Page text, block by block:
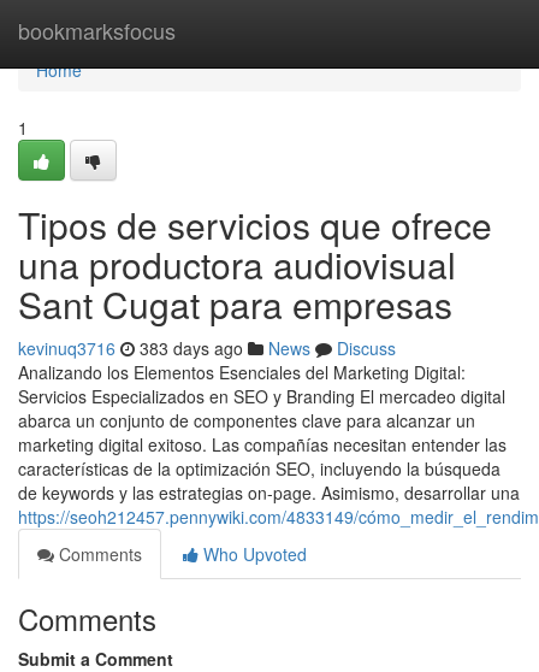
bookmarksfocus
Home
Home
1
Tipos de servicios que ofrece
una productora audiovisual
Sant Cugat para empresas
kevinuq3716 383 days ago News
Discuss
Analizando los Elementos Esenciales del Marketing Digital:
Servicios Especializados en SEO y Branding El mercadeo digital
abarca un conjunto de componentes clave para alcanzar un
marketing digital exitoso. Las compañías necesitan entender las
características de la optimización SEO, incluyendo la búsqueda
de keywords y las estrategias on-page. Asimismo, desarrollar una
https://seoh212457.pennywiki.com/4833149/
Comments
Who Upvoted
Comments
Submit a Comment